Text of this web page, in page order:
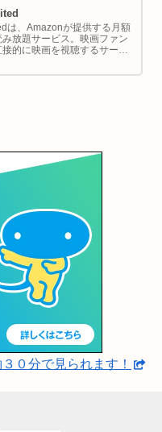
は、Amazonが提供する月額
放題サービス。映画ファン
的に映画を視聴するサービ
めの間接的なツールとして
０分で見られます！